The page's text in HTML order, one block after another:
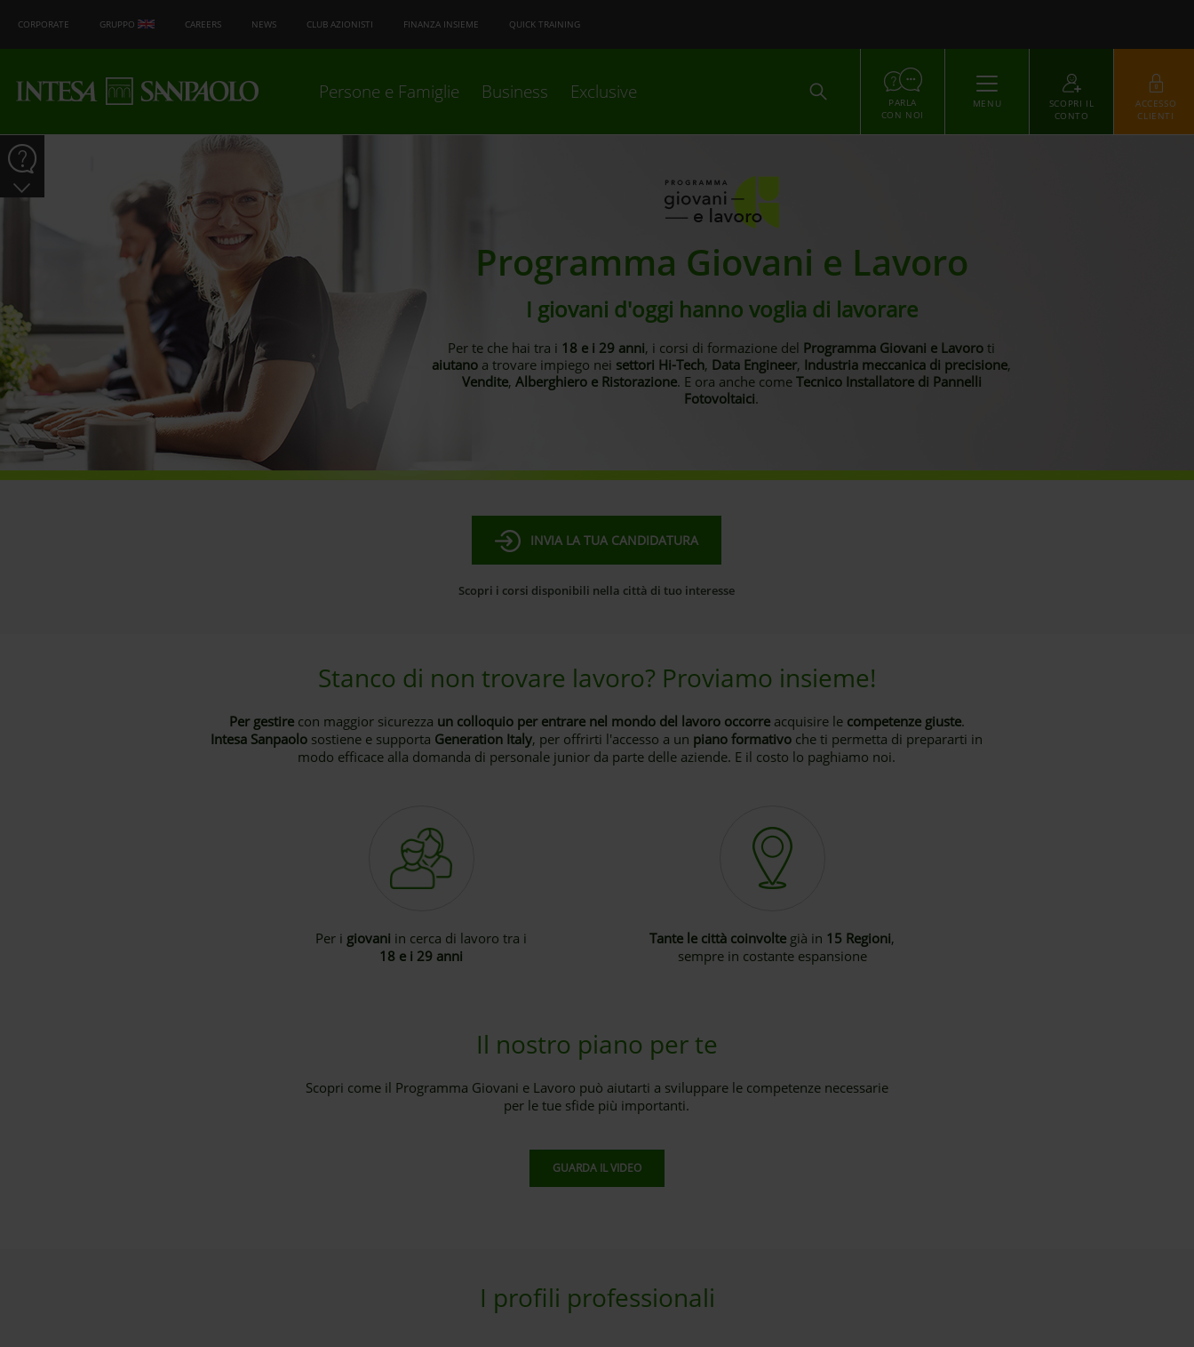
CORPORATE GRUPPO CAREERS NEWS CLUB AZIONISTI FINANZA INSIEME QUICK TRAINING
Persone e Famiglie Business Exclusive ACCEDI
PARLA
CON NOI
MENU
SCOPRI IL
CONTO
ACCESSO
CLIENTI
Programma Giovani e Lavoro
I giovani d'oggi hanno voglia di lavorare
Per te che hai tra i 18 e i 29 anni, i corsi di formazione del Programma Giovani e Lavoro ti
aiutano a trovare impiego nei settori Hi-Tech, Data Engineer, Industria meccanica di precisione,
Vendite, Alberghiero e Ristorazione. E ora anche come Tecnico Installatore di Pannelli
Fotovoltaici.
INVIA LA TUA CANDIDATURA
Scopri i corsi disponibili nella città di tuo interesse
Stanco di non trovare lavoro? Proviamo insieme!
Per gestirecon maggior sicurezza un colloquio per entrare nel mondo del lavoro occorreacquisire le competenze giuste.
Intesa Sanpaolo sostiene e supporta Generation Italy, per offrirti l'accesso a un piano formativo che ti permetta di prepararti in
modo efficace alla domanda di personale junior da parte delle aziende. E il costo lo paghiamo noi.
Per i giovani in cerca di lavoro tra i
18 e i 29 anni
Tante le città coinvolte già in 15 Regioni,
sempre in costante espansione
Il nostro piano per te
Scopri come il Programma Giovani e Lavoro può aiutarti a sviluppare le competenze necessarie
per le tue sfide più importanti.
GUARDA IL VIDEO
I profili professionali